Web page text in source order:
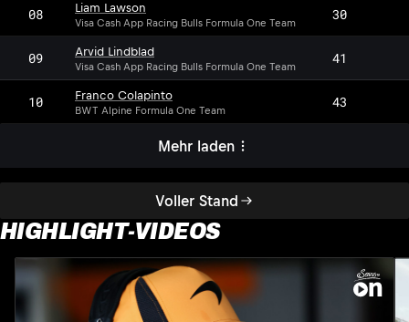
Voller Stand
08 Liam Lawson
Visa Cash App Racing Bulls Formula One Team 30
09 Arvid Lindblad
Visa Cash App Racing Bulls Formula One Team 41
10 Franco Colapinto
BWT Alpine Formula One Team 43
Mehr laden
HIGHLIGHT-VIDEOS